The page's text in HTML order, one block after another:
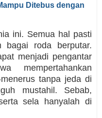
Ditebus dengan
ini. Semua hal pasti
bagai roda berputar.
menjadi pengantar
mempertahankan
tanpa jeda di
mustahil. Sebab,
sela hanyalah di